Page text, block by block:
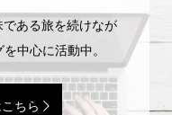
ある旅を続けなが
中心に活動中。
ちら